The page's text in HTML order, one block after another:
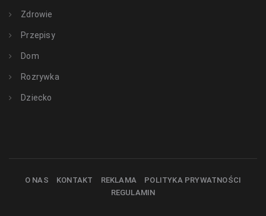
Zdrowie
Przepisy
Dom
Rozrywka
Dziecko
O NAS KONTAKT REKLAMA
POLITYKA PRYWATNOŚCI
REGULAMIN